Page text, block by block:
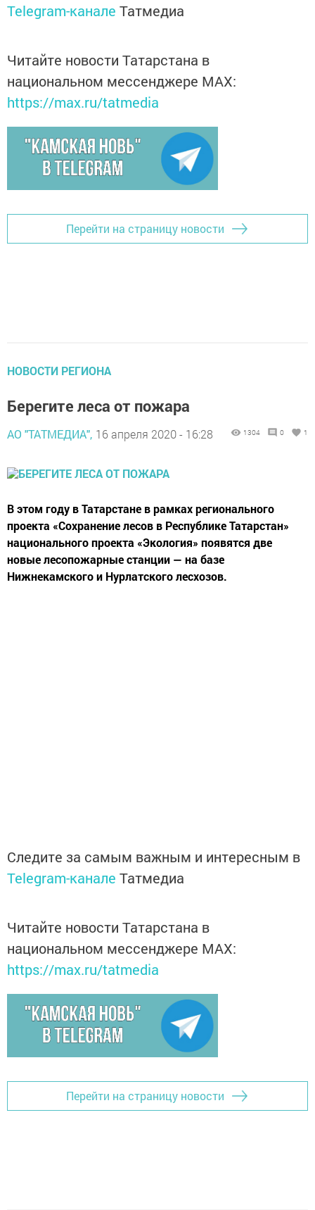
Telegram-канале Татмедиа
Читайте новости Татарстана в
национальном мессенджере MАХ:
https://max.ru/tatmedia
Перейти на страницу новости
НОВОСТИ РЕГИОНА
Берегите леса от пожара
АО "ТАТМЕДИА", 16 апреля 2020 - 16:28 1304 0 1
В этом году в Татарстане в рамках регионального
проекта «Сохранение лесов в Республике Татарстан»
национального проекта «Экология» появятся две
новые лесопожарные станции — на базе
Нижнекамского и Нурлатского лесхозов.
Следите за самым важным и интересным в
Telegram-канале Татмедиа
Читайте новости Татарстана в
национальном мессенджере MАХ:
https://max.ru/tatmedia
Перейти на страницу новости